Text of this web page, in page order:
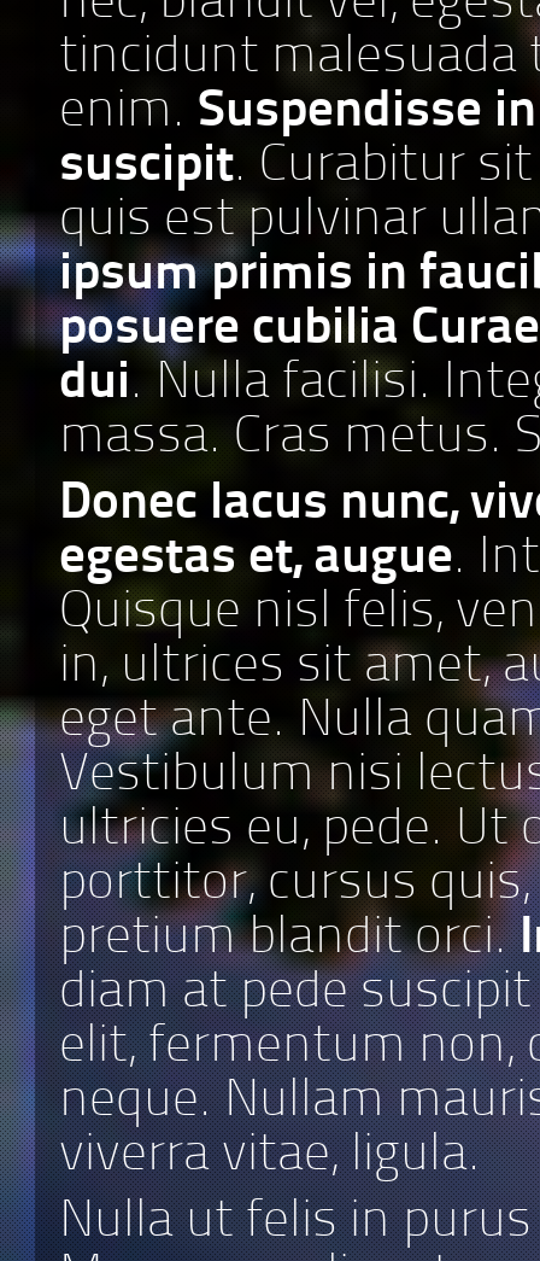
tincidunt malesuada
enim. Suspendisse
suscipit. Curabitur
quis est pulvinar
ipsum primis in
posuere cubilia
dui. Nulla facilisi.
massa. Cras metus.
Donec lacus nunc,
egestas et, augue.
Quisque nisl felis,
in, ultrices sit amet,
eget ante. Nulla
Vestibulum nisi
ultricies eu, pede. Ut
porttitor, cursus
pretium blandit orci.
diam at pede
elit, fermentum non,
neque. Nullam
viverra vitae, ligula.
Nulla ut felis in